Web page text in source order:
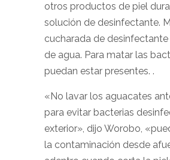
otros productos de piel
solución de desinfectante.
cucharada de
de agua. Para matar las
puedan estar presentes. .
«No lavar los aguacates
para evitar bacterias
exterior», dijo Worobo,
la contaminación desde